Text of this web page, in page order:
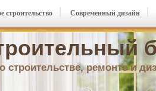
строительстве, ремонте и
строительство Современный дизайн